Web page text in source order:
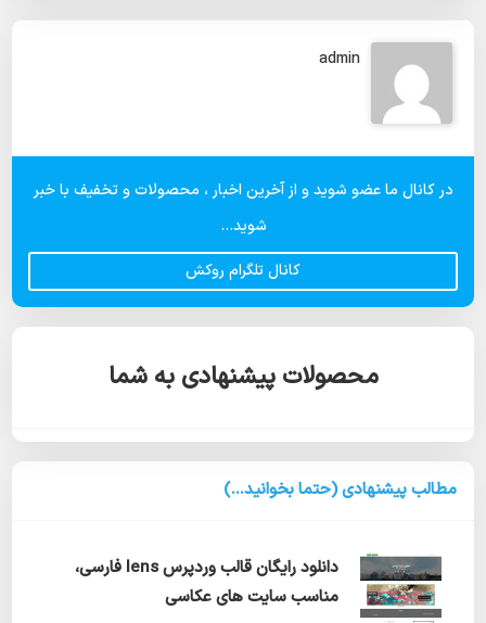
admin
در کانال ما عضو شوید و از آخرین اخبار ، محصولات و تخفیف با خبر
شوید...
کانال تلگرام روکش
محصولات پیشنهادی به شما
مطالب پیشنهادی (حتما بخوانید...)
دانلود رایگان قالب وردپرس lens فارسی،
مناسب سایت های عکاسی